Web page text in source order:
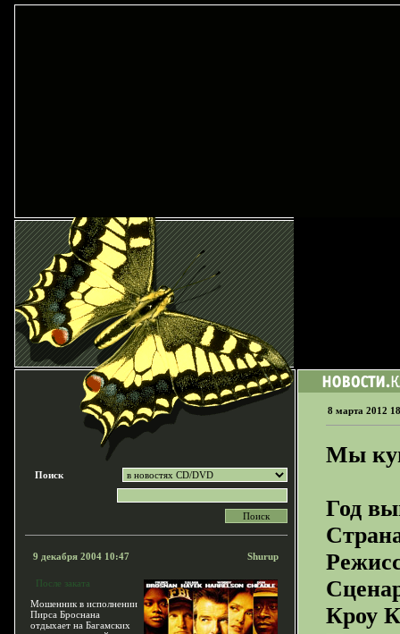
Поиск
9 декабря 2004 10:47 Shurup
После заката
Мошенник в исполнении
Пирса Броснана
отдыхает на Багамских
8 марта 2012
Мы
Год
Кроу